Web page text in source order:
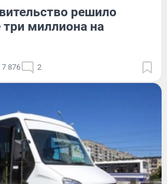
решило
миллиона на
7 876 2